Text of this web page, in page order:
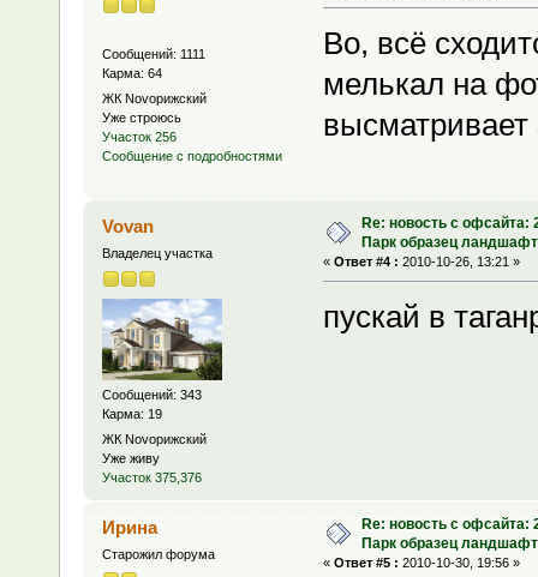
Сообщений: 1111
Карма: 64
ЖК Novoрижский
Уже строюсь
Участок 256
Сообщение с подробностями
Во, всё
мелькал на
Vovan
Владелец участка
Сообщений: 343
Карма: 19
ЖК Novoрижский
Уже живу
Участок 375,376
Re: новость с
Парк образец
« Ответ #4 : 2010-10-26, 13:21 »
пускай в
Ирина
Старожил форума
Re: новость с
Парк образец
« Ответ #5 : 2010-10-30, 19:56 »